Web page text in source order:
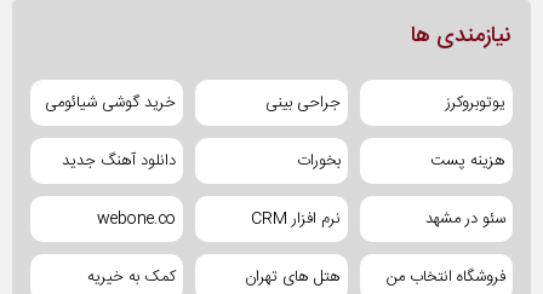
نیازمندی ها
یوتوبروکرز جراحی بینی خرید گوشی شیائومی
هزینه پست بخورات دانلود آهنگ جدید
سئو در مشهد نرم افزار CRM webone.co
فروشگاه انتخاب من هتل های تهران کمک به خیریه